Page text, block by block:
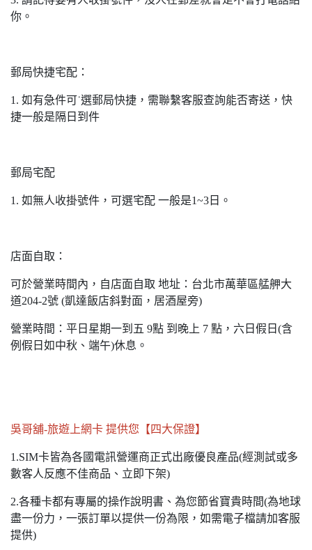
你。
郵局快捷宅配：
1. 如有急件可˙選郵局快捷，需聯繫客服查詢能否寄送，快
捷一般是隔日到件
郵局宅配
1. 如無人收掛號件，可選宅配 一般是1~3日。
店面自取：
可於營業時間內，自店面自取 地址：台北市萬華區艋舺大
道204-2號 (凱達飯店斜對面，居酒屋旁)
營業時間：平日星期一到五 9點 到晚上 7 點，六日假日(含
例假日如中秋、端午)休息。
吳哥舖-旅遊上網卡 提供您【四大保證】
1.SIM卡皆為各國電訊營運商正式出廠優良產品(經測試或多
數客人反應不佳商品、立即下架)
2.各種卡都有專屬的操作說明書、為您節省寶貴時間(為地球
盡一份力，一張訂單以提供一份為限，如需電子檔請加客服
提供)